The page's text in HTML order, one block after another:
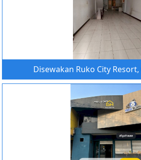
Disewakan Ruko City